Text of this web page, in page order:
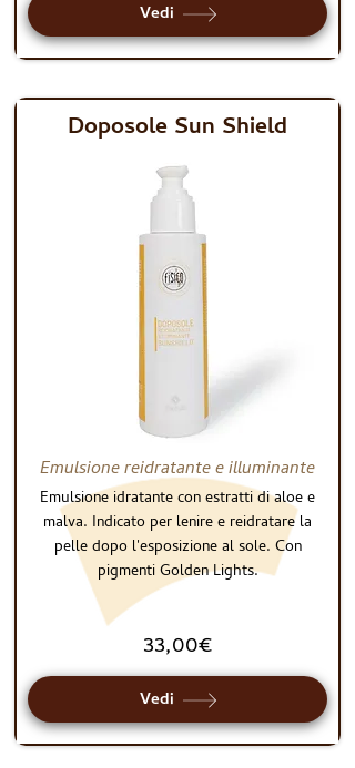
Vedi
Doposole Sun Shield
Emulsione reidratante e illuminante
Emulsione idratante con estratti di aloe e
malva. Indicato per lenire e reidratare la
pelle dopo l'esposizione al sole. Con
pigmenti Golden Lights.
33,00€
Vedi